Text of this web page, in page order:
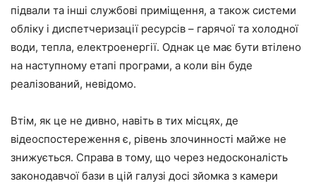
підвали та інші службові приміщення, а також системи
обліку і диспетчеризації ресурсів – гарячої та холодної
води, тепла, електроенергії. Однак це має бути втілено
на наступному етапі програми, а коли він буде
реалізований, невідомо.
Втім, як це не дивно, навіть в тих місцях, де
відеоспостереження є, рівень злочинності майже не
знижується. Справа в тому, що через недосконалість
законодавчої бази в цій галузі досі зйомка з камери